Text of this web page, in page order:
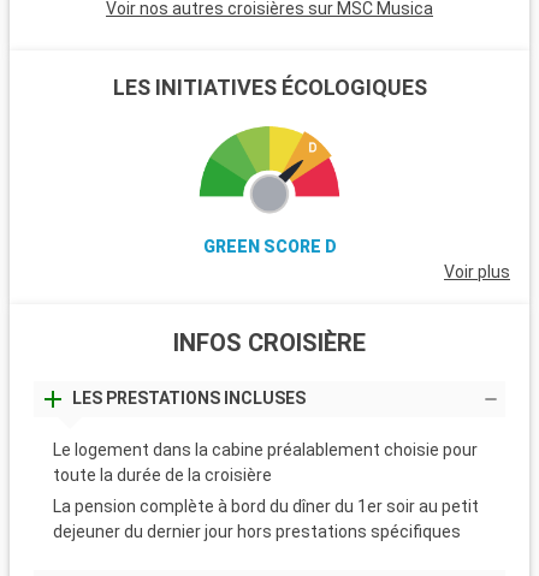
Voir nos autres croisières sur MSC Musica
LES INITIATIVES ÉCOLOGIQUES
GREEN SCORE D
Voir plus
INFOS CROISIÈRE
LES PRESTATIONS INCLUSES
Le logement dans la cabine préalablement choisie pour
toute la durée de la croisière
La pension complète à bord du dîner du 1er soir au petit
dejeuner du dernier jour hors prestations spécifiques